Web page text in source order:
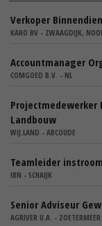
Verkoper
KARO BV - ZWAAGDIJK,
Accountmanager
COMGOED B.V. - NL
Projectmedewerker
Landbouw
WIJ.LAND - ABCOUDE
Teamleider
IBN - SCHAIJK
Senior Adviseur
AGRIVER U.A. - ZOETERMEER